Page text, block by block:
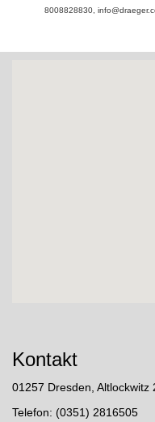
8008828830
Kontakt
01257 Dresden, Altlockwitz
Telefon: (0351) 2816505